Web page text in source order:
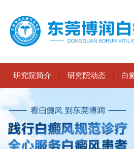
研究院简介 研究院动态 白